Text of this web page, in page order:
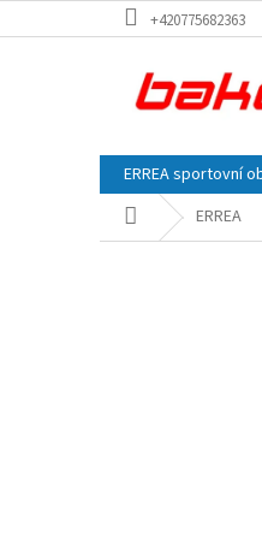
na
+420775682363
ERREA sportovní
Domů ERREA